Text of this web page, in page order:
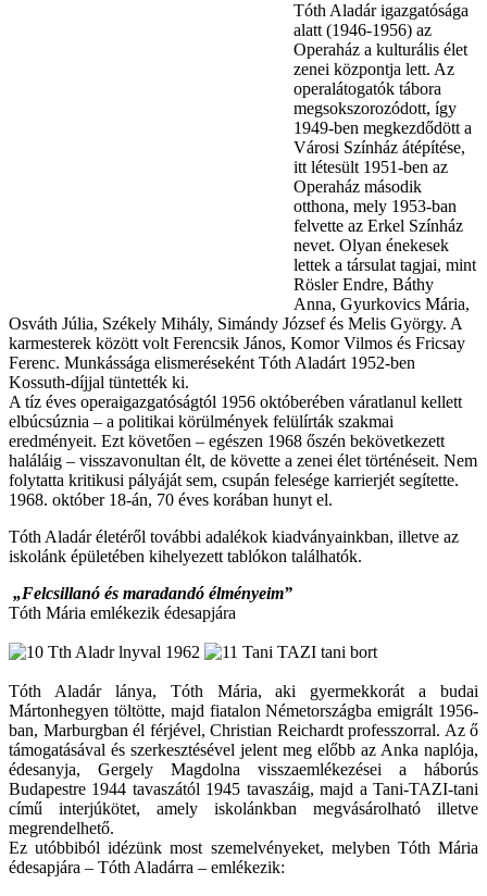
Tóth Aladár igazgatósága
alatt (1946-1956) az
Operaház a kulturális élet
zenei központja lett. Az
operalátogatók tábora
megsokszorozódott, így
1949-ben megkezdődött a
Városi Színház átépítése,
itt létesült 1951-ben az
Operaház második
otthona, mely 1953-ban
felvette az Erkel Színház
nevet. Olyan énekesek
lettek a társulat tagjai, mint
Rösler Endre, Báthy
Anna, Gyurkovics Mária,
Osváth Júlia, Székely Mihály, Simándy József és Melis György. A
karmesterek között volt Ferencsik János, Komor Vilmos és Fricsay
Ferenc. Munkássága elismeréseként Tóth Aladárt 1952-ben
Kossuth-díjjal tüntették ki.
A tíz éves operaigazgatóságtól 1956 októberében váratlanul kellett
elbúcsúznia – a politikai körülmények felülírták szakmai
eredményeit. Ezt követően – egészen 1968 őszén bekövetkezett
haláláig – visszavonultan élt, de követte a zenei élet történéseit. Nem
folytatta kritikusi pályáját sem, csupán felesége karrierjét segítette.
1968. október 18-án, 70 éves korában hunyt el.
Tóth Aladár életéről további adalékok kiadványainkban, illetve az
iskolánk épületében kihelyezett tablókon találhatók.
„Felcsillanó és maradandó élményeim”
Tóth Mária emlékezik édesapjára
Tóth Aladár lánya, Tóth Mária, aki gyermekkorát a budai
Mártonhegyen töltötte, majd fiatalon Németországba emigrált 1956-
ban, Marburgban él férjével, Christian Reichardt professzorral. Az ő
támogatásával és szerkesztésével jelent meg előbb az Anka naplója,
édesanyja, Gergely Magdolna visszaemlékezései a háborús
Budapestre 1944 tavaszától 1945 tavaszáig, majd a Tani-TAZI-tani
című interjúkötet, amely iskolánkban megvásárolható illetve
megrendelhető.
Ez utóbbiból idézünk most szemelvényeket, melyben Tóth Mária
édesapjára – Tóth Aladárra – emlékezik: